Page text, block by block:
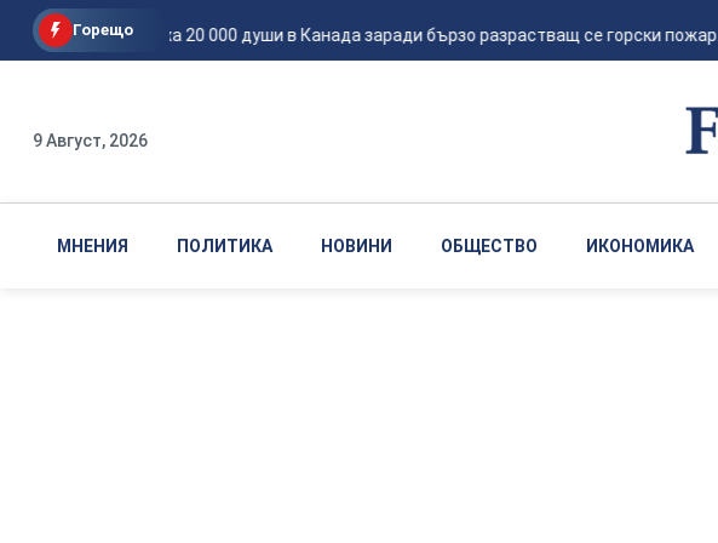
Горещо
Евакуираха 20 000 души в Канада заради бързо разрастващ се горски пожар...
9 Август, 2026
МНЕНИЯ ПОЛИТИКА НОВИНИ ОБЩЕСТВО ИКОНОМИКА